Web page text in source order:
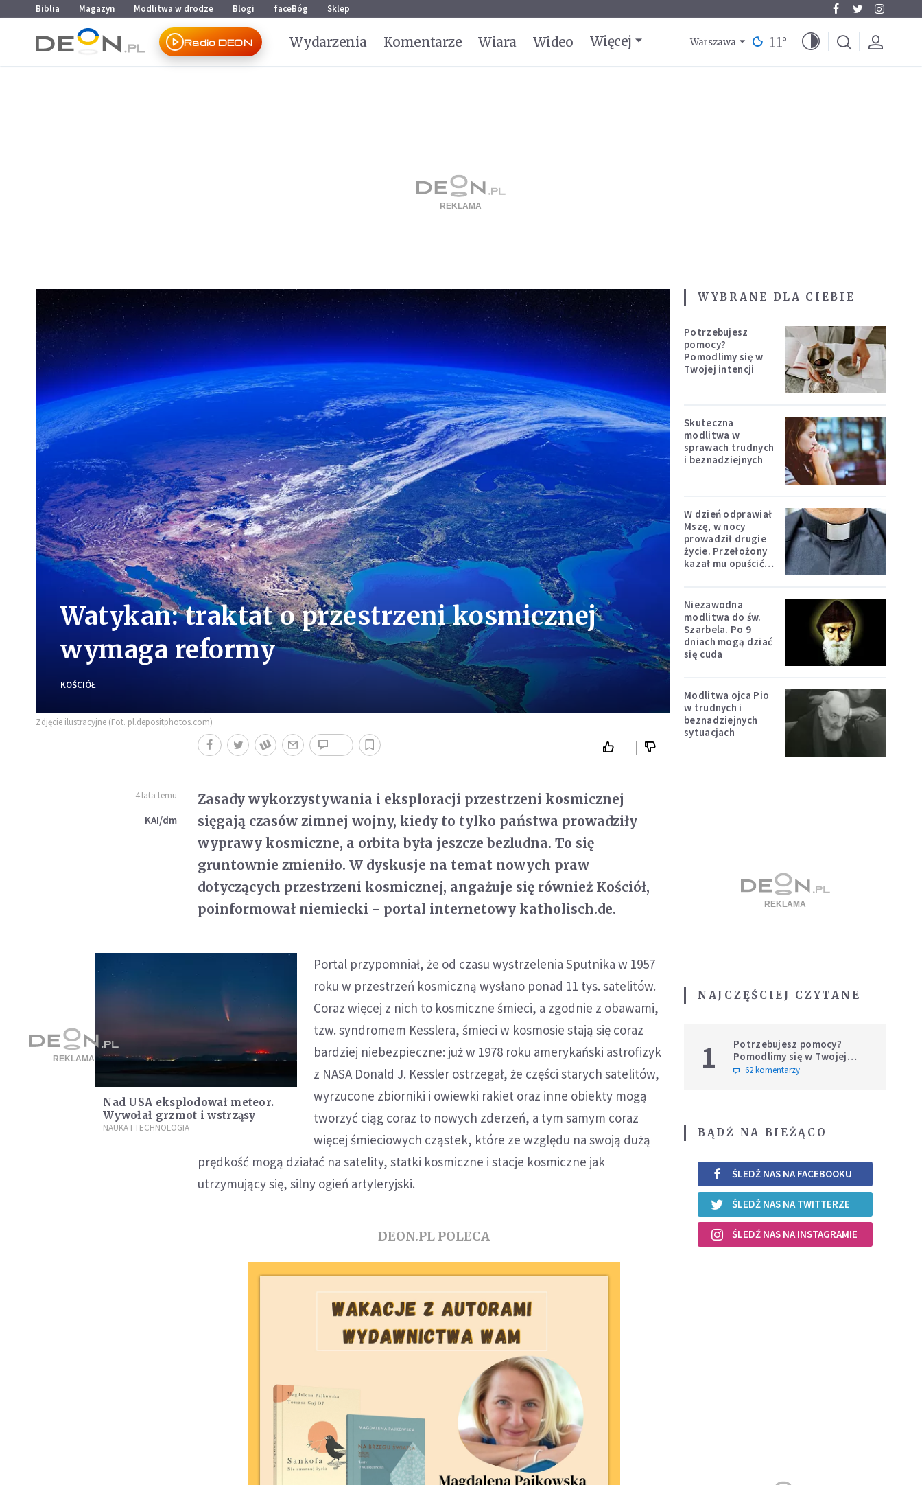
Przejdź do menu głównego
Przejdź do treści
Biblia Magazyn Modlitwa w drodze Blogi faceBóg Sklep
Radio DEON Wydarzenia Komentarze Wiara Wideo Więcej Warszawa 11°
Watykan: traktat o przestrzeni kosmicznej
wymaga reformy
KOŚCIÓŁ
Zdjęcie ilustracyjne (Fot. pl.depositphotos.com)
4 lata temu
KAI/dm
Zasady wykorzystywania i eksploracji przestrzeni kosmicznej
sięgają czasów zimnej wojny, kiedy to tylko państwa prowadziły
wyprawy kosmiczne, a orbita była jeszcze bezludna. To się
gruntownie zmieniło. W dyskusje na temat nowych praw
dotyczących przestrzeni kosmicznej, angażuje się również Kościół,
poinformował niemiecki - portal internetowy katholisch.de.
Nad USA eksplodował meteor.
Wywołał grzmot i wstrząsy
NAUKA I TECHNOLOGIA
Portal przypomniał, że od czasu wystrzelenia Sputnika w 1957
roku w przestrzeń kosmiczną wysłano ponad 11 tys. satelitów.
Coraz więcej z nich to kosmiczne śmieci, a zgodnie z obawami,
tzw. syndromem Kesslera, śmieci w kosmosie stają się coraz
bardziej niebezpieczne: już w 1978 roku amerykański astrofizyk
z NASA Donald J. Kessler ostrzegał, że części starych satelitów,
wyrzucone zbiorniki i owiewki rakiet oraz inne obiekty mogą
tworzyć ciąg coraz to nowych zderzeń, a tym samym coraz
więcej śmieciowych cząstek, które ze względu na swoją dużą
prędkość mogą działać na satelity, statki kosmiczne i stacje kosmiczne jak
utrzymujący się, silny ogień artyleryjski.
DEON.PL POLECA
WYBRANE DLA CIEBIE
Potrzebujesz
pomocy?
Pomodlimy się w
Twojej intencji
Skuteczna
modlitwa w
sprawach trudnych
i beznadziejnych
W dzień odprawiał
Mszę, w nocy
prowadził drugie
życie. Przełożony
kazał mu opuścić
Niezawodna
modlitwa do św.
Szarbela. Po 9
dniach mogą dziać
się cuda
Modlitwa ojca Pio
w trudnych i
beznadziejnych
sytuacjach
NAJCZĘŚCIEJ CZYTANE
1
Potrzebujesz pomocy?
Pomodlimy się w Twojej
intencji
62 komentarzy
BĄDŹ NA BIEŻĄCO
ŚLEDŹ NAS NA FACEBOOKU
ŚLEDŹ NAS NA TWITTERZE
ŚLEDŹ NAS NA INSTAGRAMIE